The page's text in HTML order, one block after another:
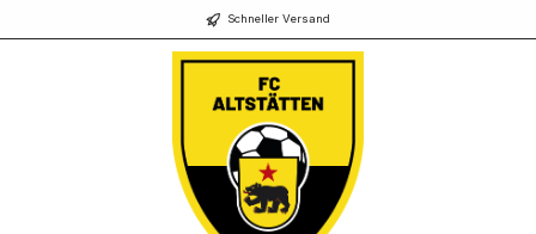
Schneller Versand